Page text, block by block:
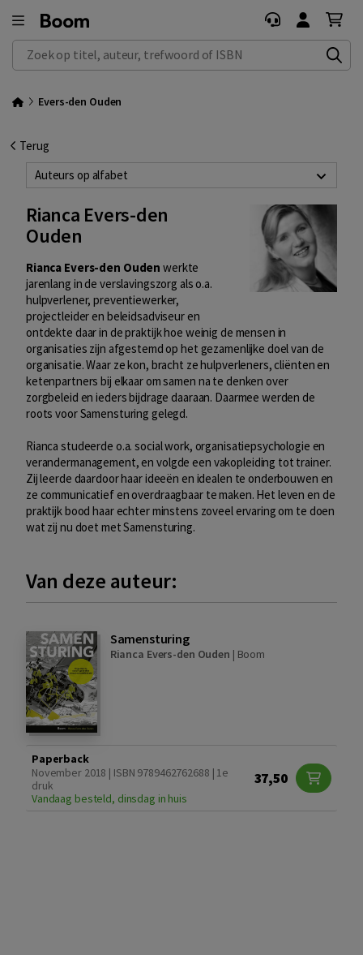
Zoek op titel, auteur, trefwoord of ISBN
Evers-den Ouden
Terug
Auteurs op alfabet
Rianca Evers-den
Ouden
Rianca Evers-den Ouden werkte
jarenlang in de verslavingszorg als o.a.
hulpverlener, preventiewerker,
projectleider en beleidsadviseur en
ontdekte daar in de praktijk hoe weinig de mensen in
organisaties zijn afgestemd op het gezamenlijke doel van de
organisatie. Waar ze kon, bracht ze hulpverleners, cliënten en
ketenpartners bij elkaar om samen na te denken over
zorgbeleid en ieders bijdrage daaraan. Daarmee werden de
roots voor Samensturing gelegd.
Rianca studeerde o.a. social work, organisatiepsychologie en
verandermanagement, en volgde een vakopleiding tot trainer.
Zij leerde daardoor haar ideeën en idealen te onderbouwen en
ze communicatief en overdraagbaar te maken. Het leven en de
praktijk bood haar echter minstens zoveel ervaring om te doen
wat zij nu doet met Samensturing.
Van deze auteur:
Samensturing
Rianca Evers-den Ouden | Boom
Paperback
November 2018 | ISBN 9789462762688 | 1e
druk
Vandaag besteld, dinsdag in huis
37,50